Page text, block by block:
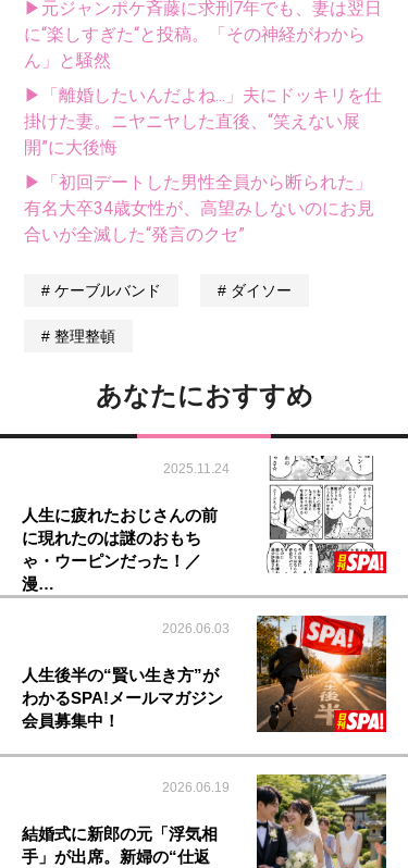
▶元ジャンポケ斉藤に求刑7年でも、妻は翌日
に“楽しすぎた“と投稿。「その神経がわから
ん」と騒然
▶「離婚したいんだよね...」夫にドッキリを仕
掛けた妻。ニヤニヤした直後、“笑えない展
開”に大後悔
▶「初回デートした男性全員から断られた」
有名大卒34歳女性が、高望みしないのにお見
合いが全滅した“発言のクセ”
ケーブルバンド ダイソー
整理整頓
あなたにおすすめ
2025.11.24
人生に疲れたおじさんの前
に現れたのは謎のおもち
ゃ・ウーピンだった！／
漫…
2026.06.03
人生後半の“賢い生き方”が
わかるSPA!メールマガジン
会員募集中！
2026.06.19
結婚式に新郎の元「浮気相
手」が出席。新婦の“仕返